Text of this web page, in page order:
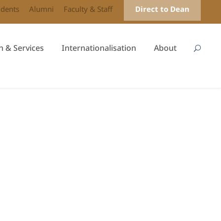
Alumni Faculty & Staff Direct to Dean
& Services Internationalisation About